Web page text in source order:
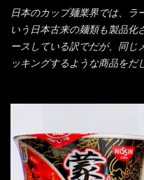
員さんも、アレー？といいな
消えていった。 タッチパネ
のヤロー！ 待つ事暫し・・
来ました。 こちらが本日の
く行きましたねぇ～ だから
いた）が料理に必ず付いて
スでは・・・それは無いね
プで、タイ料理をどの様に
日本のカップ麺業界では、ラ
いう日本古来の麺類も製品化
ースしている訳でだが、同じ
ッキングするような商品をだ
ている訳で何故に敢えて本商
格は、緑のたぬきの実売は
でした。 殆ど変わらないじ